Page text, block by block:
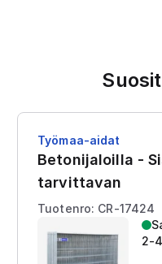
Työmaa-aidat
Betonijaloilla -
tarvittavan
Tuotenro: CR-17424
2-